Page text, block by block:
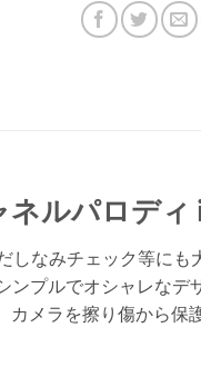
ルパロデ
なみチェック等にも
プルでオシャレな
メラを擦り傷から保